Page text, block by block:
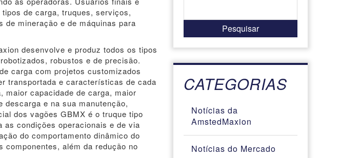
de carga, truques, serviços,
mineração e de máquinas para
desenvolve e produz todos os tipos
robustos e de precisão.
carga com projetos customizados
transportada e características de cada
maior capacidade de carga, maior
e na sua manutenção,
dos vagões GBMX é o truque tipo
as condições operacionais e de via
do comportamento dinâmico do
além da redução no
CATEGORIAS
Notícias da
AmstedMaxion
Notícias do Mercado